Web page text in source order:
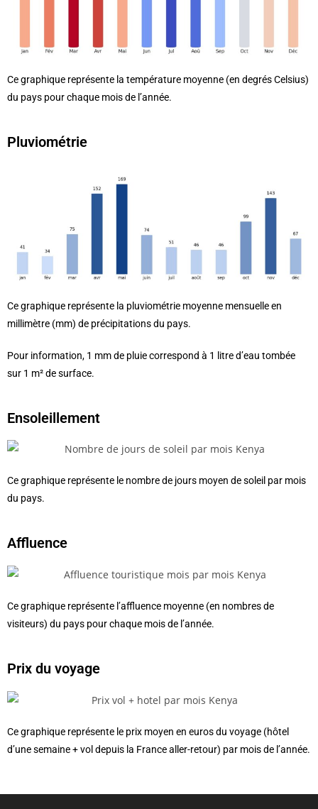
Ce graphique représente la température moyenne (en degrés Celsius)
du pays pour chaque mois de l’année.
Pluviométrie
Ce graphique représente la pluviométrie moyenne mensuelle en
millimètre (mm) de précipitations du pays.
Pour information, 1 mm de pluie correspond à 1 litre d’eau tombée
sur 1 m² de surface.
Ensoleillement
Ce graphique représente le nombre de jours moyen de soleil par mois
du pays.
Affluence
Ce graphique représente l’affluence moyenne (en nombres de
visiteurs) du pays pour chaque mois de l’année.
Prix du voyage
Ce graphique représente le prix moyen en euros du voyage (hôtel
d’une semaine + vol depuis la France aller-retour) par mois de l’année.